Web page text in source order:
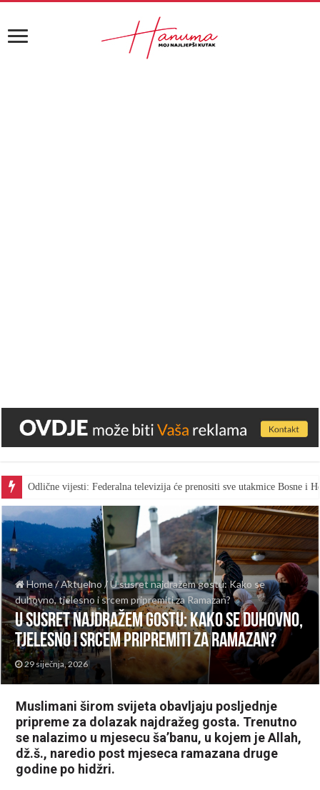
Odlične vijesti: Federalna televizija će prenositi sve utakmice Bosne i
Home/Aktuelno/U susret najdražem gostu: Kako se
duhovno, tjelesno i srcem pripremiti za Ramazan?
U susret najdražem gostu: Kako se duhovno,
tjelesno i srcem pripremiti za Ramazan?
29 siječnja, 2026
Muslimani širom svijeta obavljaju posljednje
pripreme za dolazak najdražeg gosta. Trenutno
se nalazimo u mjesecu ša’banu, u kojem je Allah,
dž.š., naredio post mjeseca ramazana druge
godine po hidžri.